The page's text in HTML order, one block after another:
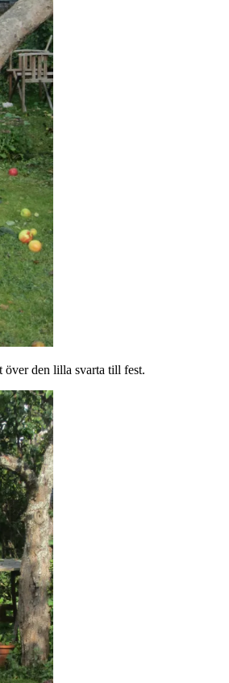
över den lilla svarta till fest.